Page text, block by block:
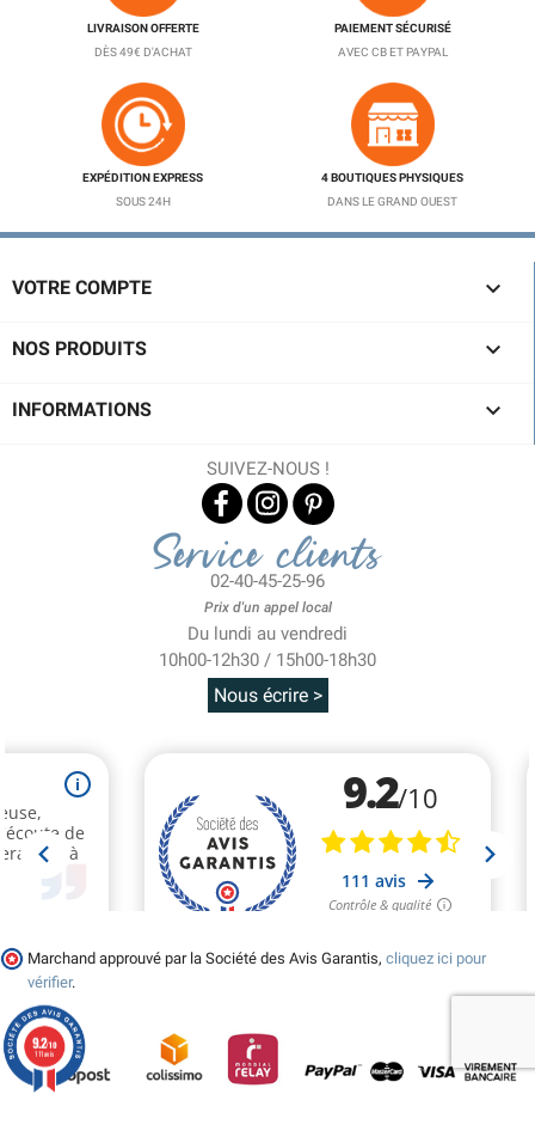
LIVRAISON OFFERTE
DÈS 49€ D'ACHAT
PAIEMENT SÉCURISÉ
AVEC CB ET PAYPAL
EXPÉDITION EXPRESS
SOUS 24H
4 BOUTIQUES PHYSIQUES
DANS LE GRAND OUEST
VOTRE COMPTE 
NOS PRODUITS 
INFORMATIONS 
SUIVEZ-NOUS !
Service clients
02-40-45-25-96
Prix d'un appel local
Du lundi au vendredi
10h00-12h30 / 15h00-18h30
Nous écrire >
Marchand approuvé par la Société des Avis Garantis, cliquez ici pour
vérifier.
9.2/10
111 avis